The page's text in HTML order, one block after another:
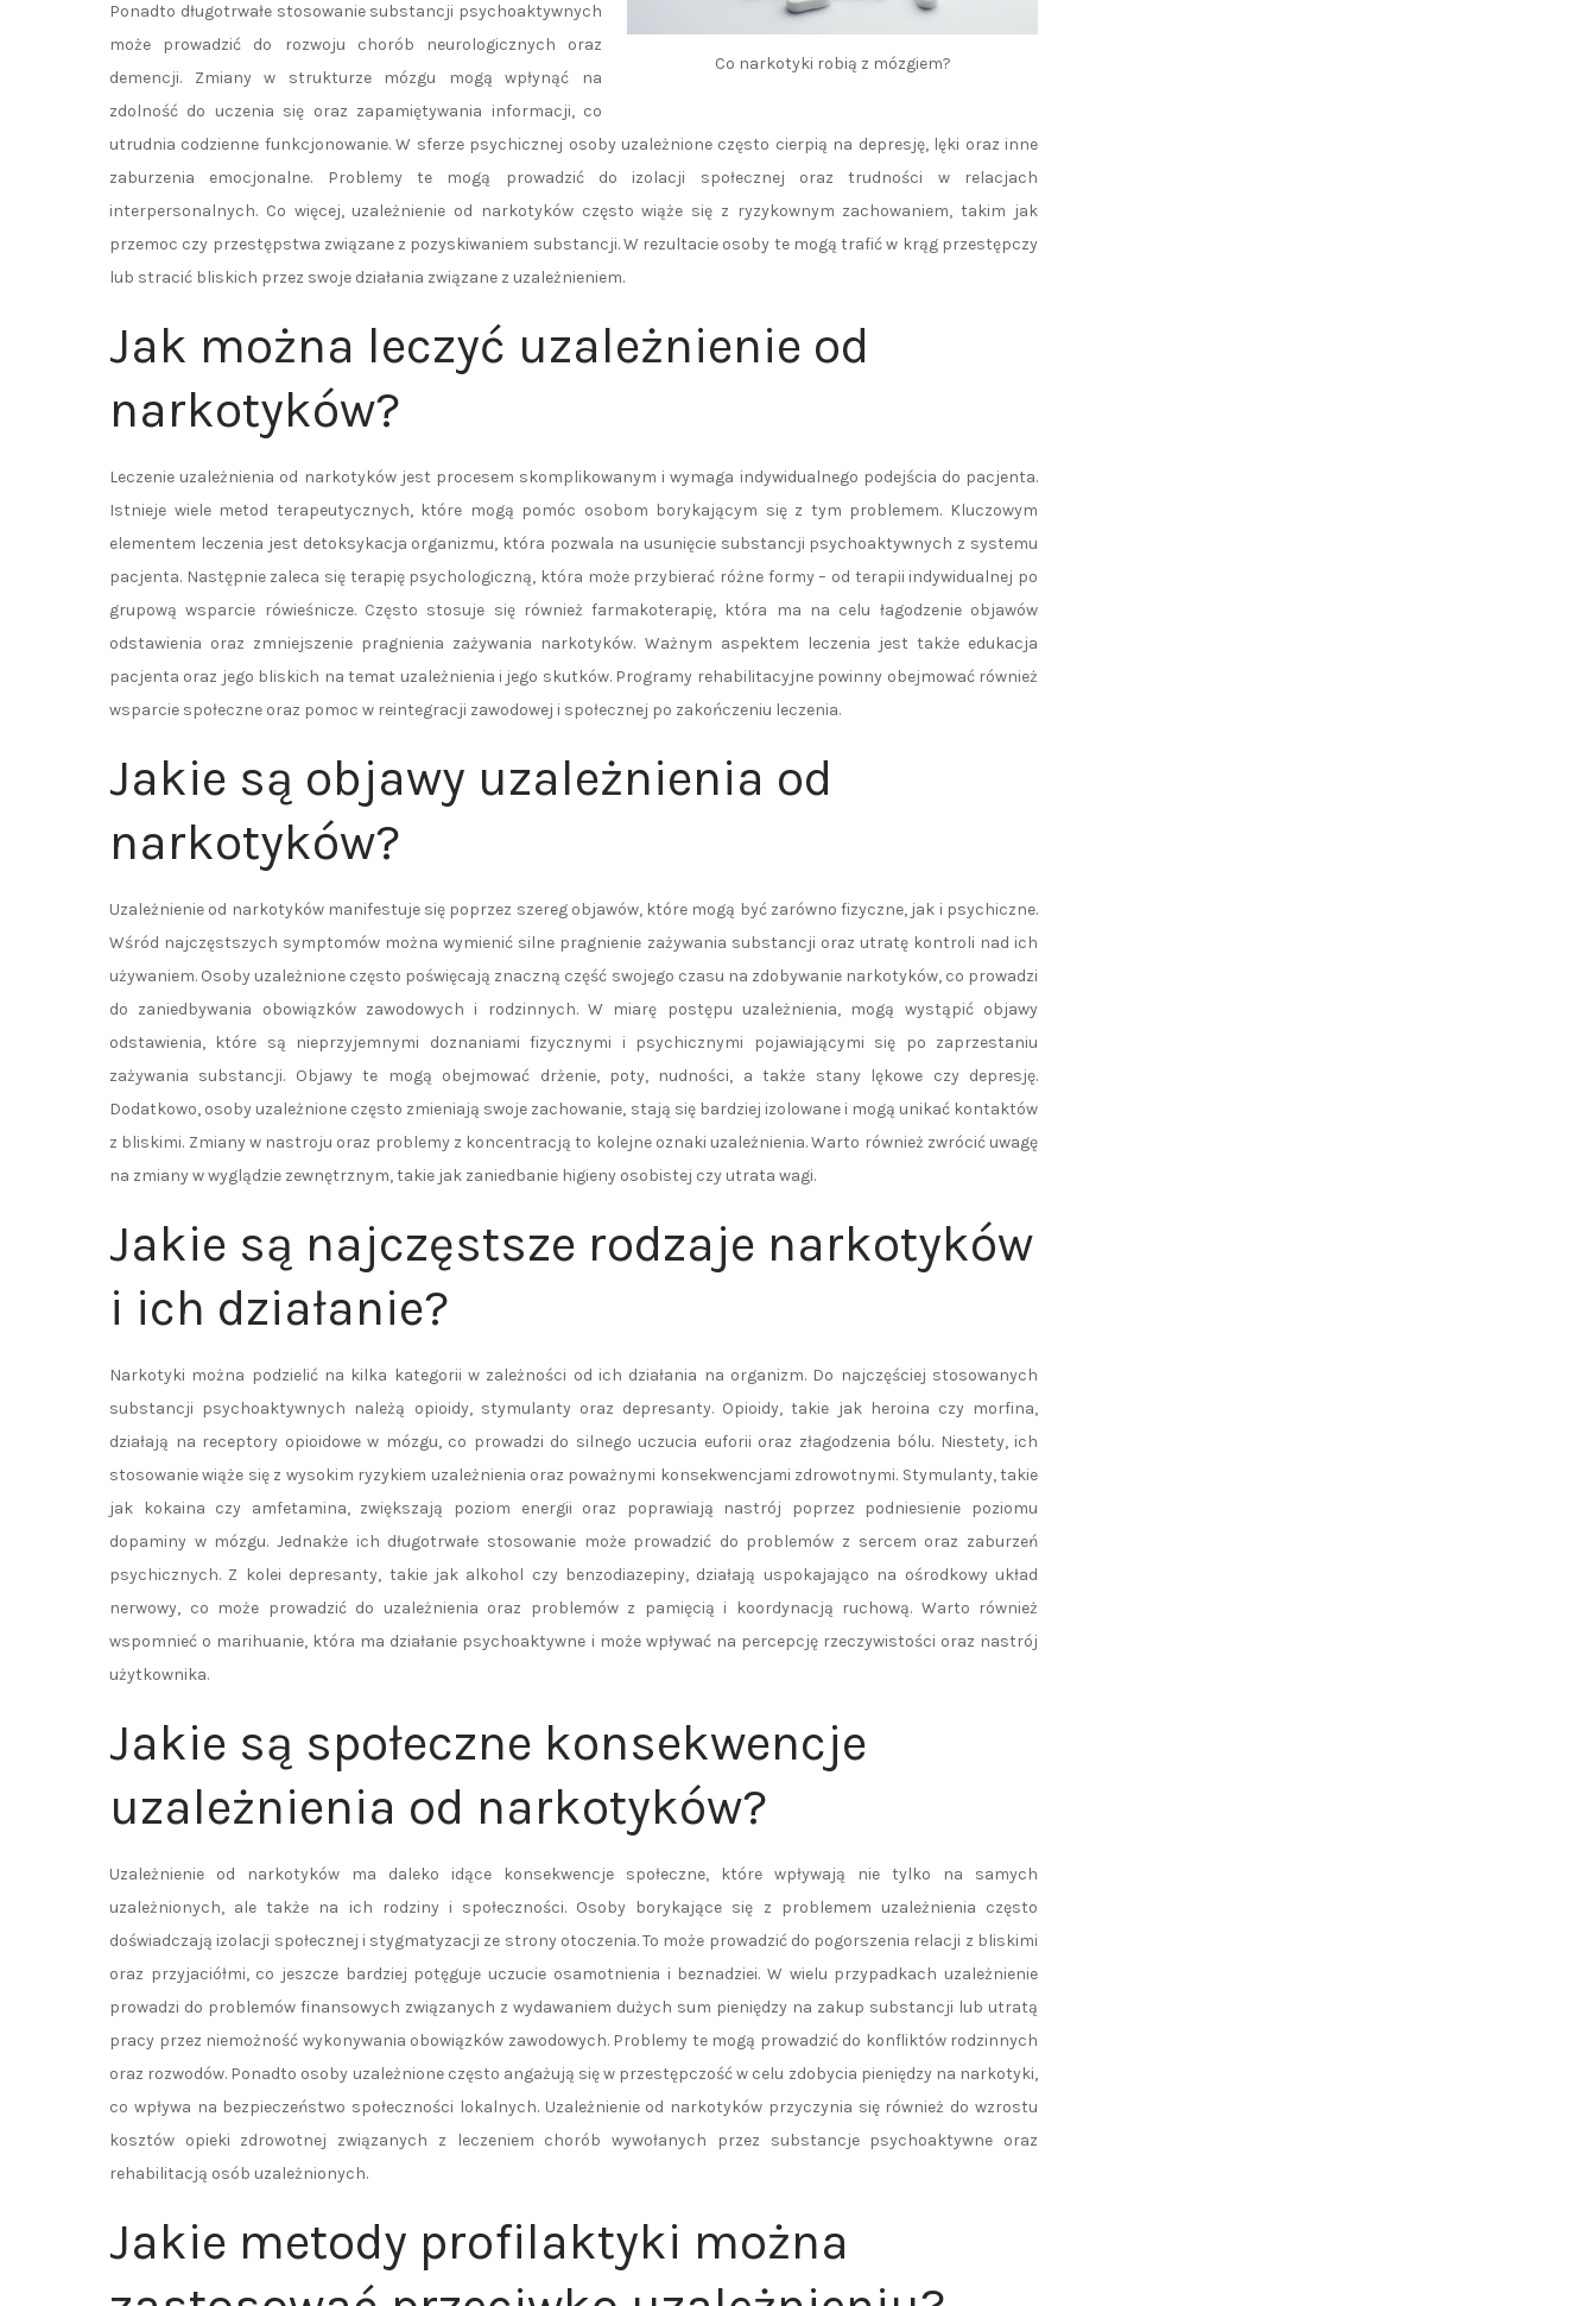
Co narkotyki robią z mózgiem?
Ponadto długotrwałe stosowanie substancji psychoaktywnych
może prowadzić do rozwoju chorób neurologicznych oraz
demencji. Zmiany w strukturze mózgu mogą wpłynąć na
zdolność do uczenia się oraz zapamiętywania informacji, co
utrudnia codzienne funkcjonowanie. W sferze psychicznej osoby uzależnione często cierpią na depresję, lęki oraz inne
zaburzenia emocjonalne. Problemy te mogą prowadzić do izolacji społecznej oraz trudności w relacjach
interpersonalnych. Co więcej, uzależnienie od narkotyków często wiąże się z ryzykownym zachowaniem, takim jak
przemoc czy przestępstwa związane z pozyskiwaniem substancji. W rezultacie osoby te mogą trafić w krąg przestępczy
lub stracić bliskich przez swoje działania związane z uzależnieniem.
Jak można leczyć uzależnienie od
narkotyków?
Leczenie uzależnienia od narkotyków jest procesem skomplikowanym i wymaga indywidualnego podejścia do pacjenta.
Istnieje wiele metod terapeutycznych, które mogą pomóc osobom borykającym się z tym problemem. Kluczowym
elementem leczenia jest detoksykacja organizmu, która pozwala na usunięcie substancji psychoaktywnych z systemu
pacjenta. Następnie zaleca się terapię psychologiczną, która może przybierać różne formy – od terapii indywidualnej po
grupową wsparcie rówieśnicze. Często stosuje się również farmakoterapię, która ma na celu łagodzenie objawów
odstawienia oraz zmniejszenie pragnienia zażywania narkotyków. Ważnym aspektem leczenia jest także edukacja
pacjenta oraz jego bliskich na temat uzależnienia i jego skutków. Programy rehabilitacyjne powinny obejmować również
wsparcie społeczne oraz pomoc w reintegracji zawodowej i społecznej po zakończeniu leczenia.
Jakie są objawy uzależnienia od
narkotyków?
Uzależnienie od narkotyków manifestuje się poprzez szereg objawów, które mogą być zarówno fizyczne, jak i psychiczne.
Wśród najczęstszych symptomów można wymienić silne pragnienie zażywania substancji oraz utratę kontroli nad ich
używaniem. Osoby uzależnione często poświęcają znaczną część swojego czasu na zdobywanie narkotyków, co prowadzi
do zaniedbywania obowiązków zawodowych i rodzinnych. W miarę postępu uzależnienia, mogą wystąpić objawy
odstawienia, które są nieprzyjemnymi doznaniami fizycznymi i psychicznymi pojawiającymi się po zaprzestaniu
zażywania substancji. Objawy te mogą obejmować drżenie, poty, nudności, a także stany lękowe czy depresję.
Dodatkowo, osoby uzależnione często zmieniają swoje zachowanie, stają się bardziej izolowane i mogą unikać kontaktów
z bliskimi. Zmiany w nastroju oraz problemy z koncentracją to kolejne oznaki uzależnienia. Warto również zwrócić uwagę
na zmiany w wyglądzie zewnętrznym, takie jak zaniedbanie higieny osobistej czy utrata wagi.
Jakie są najczęstsze rodzaje narkotyków
i ich działanie?
Narkotyki można podzielić na kilka kategorii w zależności od ich działania na organizm. Do najczęściej stosowanych
substancji psychoaktywnych należą opioidy, stymulanty oraz depresanty. Opioidy, takie jak heroina czy morfina,
działają na receptory opioidowe w mózgu, co prowadzi do silnego uczucia euforii oraz złagodzenia bólu. Niestety, ich
stosowanie wiąże się z wysokim ryzykiem uzależnienia oraz poważnymi konsekwencjami zdrowotnymi. Stymulanty, takie
jak kokaina czy amfetamina, zwiększają poziom energii oraz poprawiają nastrój poprzez podniesienie poziomu
dopaminy w mózgu. Jednakże ich długotrwałe stosowanie może prowadzić do problemów z sercem oraz zaburzeń
psychicznych. Z kolei depresanty, takie jak alkohol czy benzodiazepiny, działają uspokajająco na ośrodkowy układ
nerwowy, co może prowadzić do uzależnienia oraz problemów z pamięcią i koordynacją ruchową. Warto również
wspomnieć o marihuanie, która ma działanie psychoaktywne i może wpływać na percepcję rzeczywistości oraz nastrój
użytkownika.
Jakie są społeczne konsekwencje
uzależnienia od narkotyków?
Uzależnienie od narkotyków ma daleko idące konsekwencje społeczne, które wpływają nie tylko na samych
uzależnionych, ale także na ich rodziny i społeczności. Osoby borykające się z problemem uzależnienia często
doświadczają izolacji społecznej i stygmatyzacji ze strony otoczenia. To może prowadzić do pogorszenia relacji z bliskimi
oraz przyjaciółmi, co jeszcze bardziej potęguje uczucie osamotnienia i beznadziei. W wielu przypadkach uzależnienie
prowadzi do problemów finansowych związanych z wydawaniem dużych sum pieniędzy na zakup substancji lub utratą
pracy przez niemożność wykonywania obowiązków zawodowych. Problemy te mogą prowadzić do konfliktów rodzinnych
oraz rozwodów. Ponadto osoby uzależnione często angażują się w przestępczość w celu zdobycia pieniędzy na narkotyki,
co wpływa na bezpieczeństwo społeczności lokalnych. Uzależnienie od narkotyków przyczynia się również do wzrostu
kosztów opieki zdrowotnej związanych z leczeniem chorób wywołanych przez substancje psychoaktywne oraz
rehabilitacją osób uzależnionych.
Jakie metody profilaktyki można